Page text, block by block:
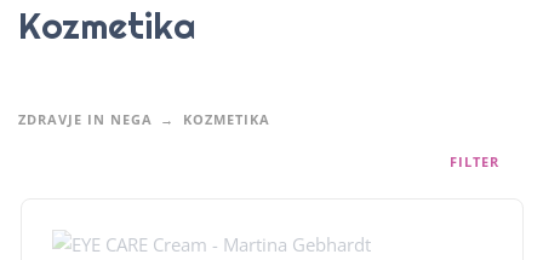
Kozmetika
ZDRAVJE IN NEGA KOZMETIKA
FILTER